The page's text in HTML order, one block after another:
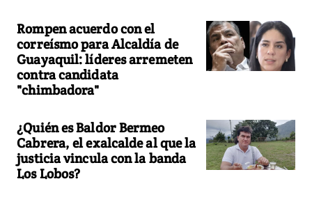
Rompen acuerdo con el
correísmo para Alcaldía de
Guayaquil: líderes arremeten
contra candidata
"chimbadora"
¿Quién es Baldor Bermeo
Cabrera, el exalcalde al que la
justicia vincula con la banda
Los Lobos?